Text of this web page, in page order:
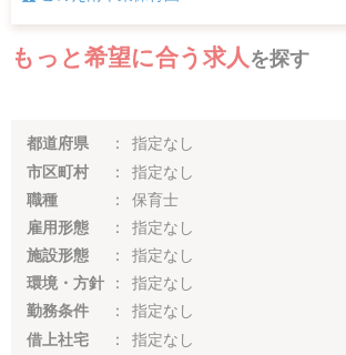
もっと希望に合う求人を探す
都道府県
指定なし
市区町村
指定なし
職種
保育士
雇用形態
指定なし
施設形態
指定なし
環境・方針
指定なし
勤務条件
指定なし
借上社宅
指定なし